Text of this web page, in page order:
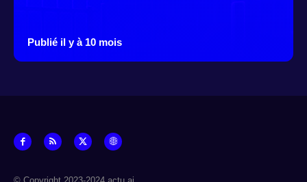
Publié il y à 10 mois